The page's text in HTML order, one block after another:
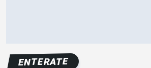
ENTERATE